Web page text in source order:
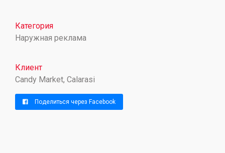
Категория
Наружная реклама
Клиент
Candy Market, Calarasi
Поделиться через Facebook